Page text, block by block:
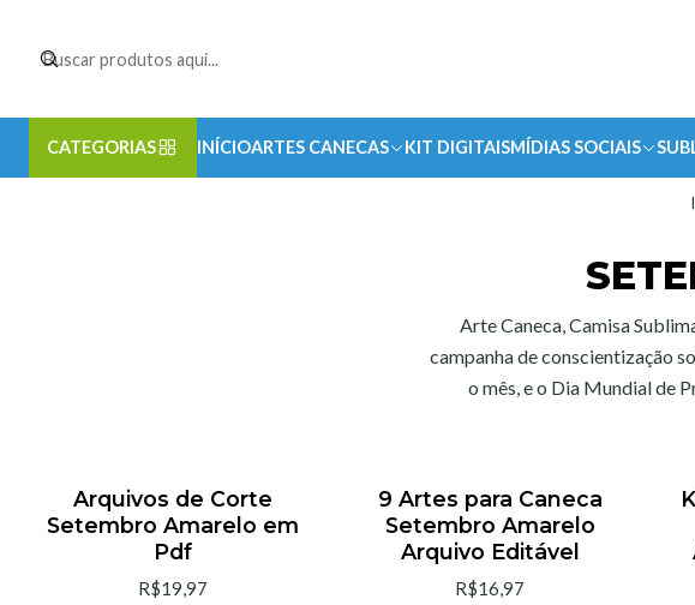
CATEGORIAS INÍCIOARTES CANECAS KIT DIGITAISMÍDIAS SOCIAIS
Arte Caneca, Camisa
campanha de conscientização
o mês, e o Dia Mundial de
Arquivos de Corte
Setembro Amarelo em
Pdf
R$19,97
9 Artes para Caneca
Setembro Amarelo
Arquivo Editável
R$16,97